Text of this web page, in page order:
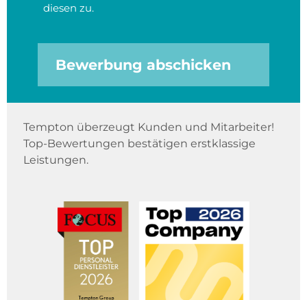
diesen zu.
Bewerbung abschicken
Tempton überzeugt Kunden und Mitarbeiter!
Top-Bewertungen bestätigen erstklassige
Leistungen.